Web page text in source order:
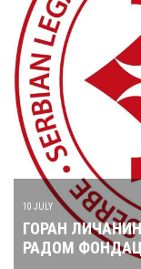
10 JULY
ГОРАН
РАДОМ